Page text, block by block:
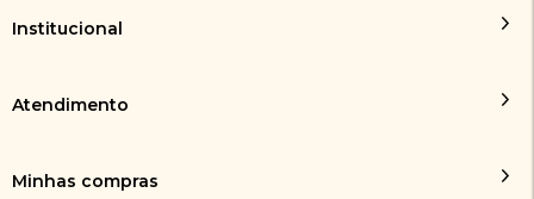
Institucional
Atendimento
Minhas compras